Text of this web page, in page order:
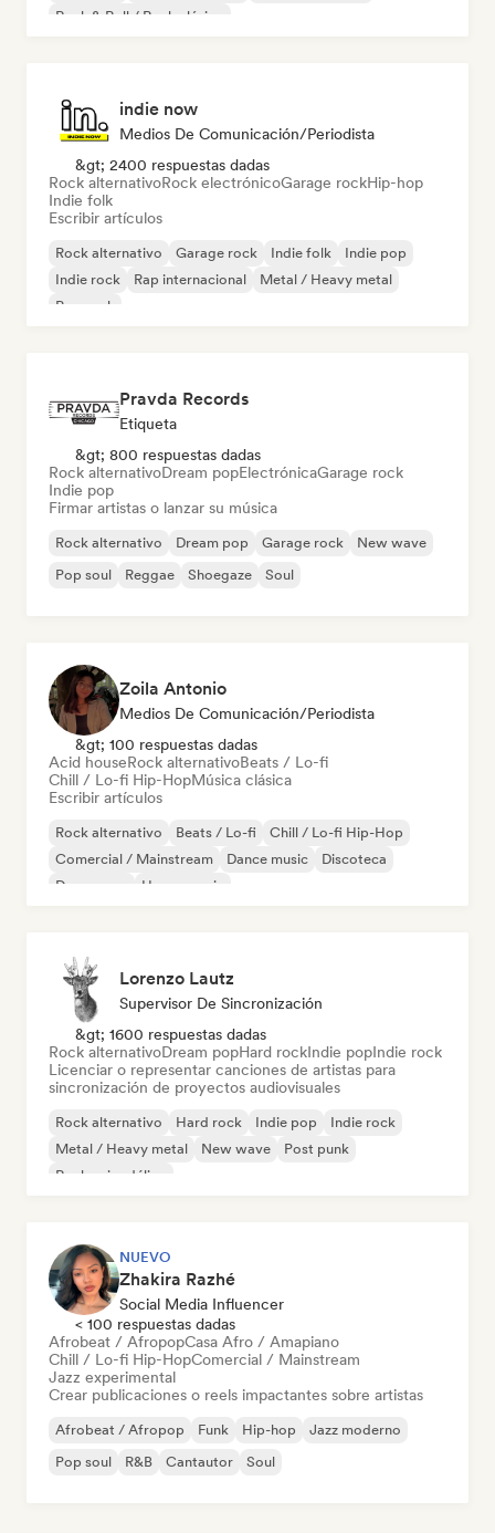
Rock & Roll / Rock clásico
indie now
Medios De Comunicación/Periodista
&gt; 2400 respuestas dadas
Rock alternativoRock electrónicoGarage rockHip-hop
Indie folk
Escribir artículos
Rock alternativo Garage rock Indie folk
Indie pop
Indie rock
Rap internacional
Metal / Heavy metal
Pop rock
Pravda Records
Etiqueta
&gt; 800 respuestas dadas
Rock alternativoDream popElectrónicaGarage rock
Indie pop
Firmar artistas o lanzar su música
Rock alternativo Dream pop Garage rock
New wave
Pop soul
Reggae Shoegaze Soul
Zoila Antonio
Medios De Comunicación/Periodista
&gt; 100 respuestas dadas
Acid houseRock alternativoBeats / Lo-fi
Chill / Lo-fi Hip-HopMúsica clásica
Escribir artículos
Rock alternativo Beats / Lo-fi
Chill / Lo-fi Hip-Hop
Comercial / Mainstream
Dance music
Discoteca
Dream pop
House music
Lorenzo Lautz
Supervisor De Sincronización
&gt; 1600 respuestas dadas
Rock alternativoDream popHard rockIndie popIndie rock
Licenciar o representar canciones de artistas para
sincronización de proyectos audiovisuales
Rock alternativo Hard rock Indie pop
Indie rock
Metal / Heavy metal
New wave
Post punk
Rock psicodélico
NUEVO
Zhakira Razhé
Social Media Influencer
< 100 respuestas dadas
Afrobeat / AfropopCasa Afro / Amapiano
Chill / Lo-fi Hip-HopComercial / Mainstream
Jazz experimental
Crear publicaciones o reels impactantes sobre artistas
Afrobeat / Afropop Funk Hip-hop
Jazz moderno
Pop soul
R&B Cantautor Soul